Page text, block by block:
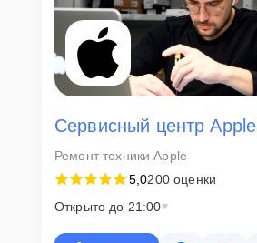
Сервисный центр Apple
Ремонт техники Apple
5,0200 оценки
Открыто до 21:00